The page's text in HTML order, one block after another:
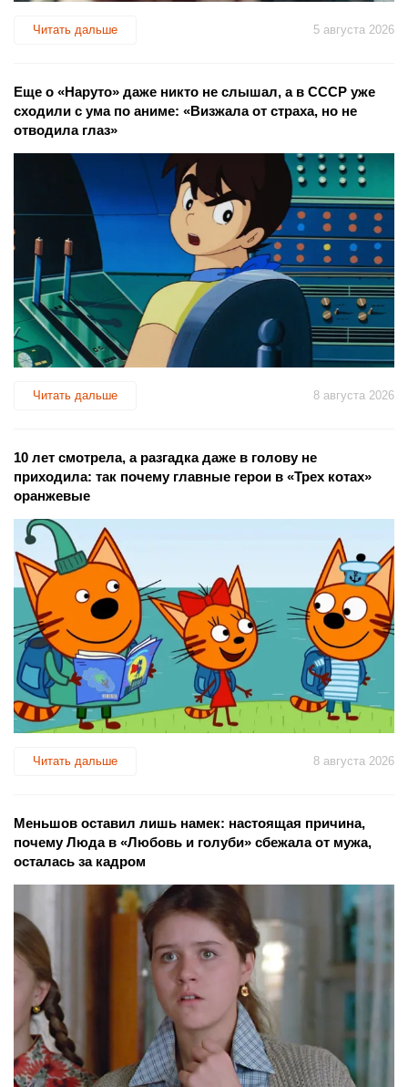
Читать дальше 5 августа 2026
Еще о «Наруто» даже никто не слышал, а в СССР уже
сходили с ума по аниме: «Визжала от страха, но не
отводила глаз»
Читать дальше 8 августа 2026
10 лет смотрела, а разгадка даже в голову не
приходила: так почему главные герои в «Трех котах»
оранжевые
Читать дальше 8 августа 2026
Меньшов оставил лишь намек: настоящая причина,
почему Люда в «Любовь и голуби» сбежала от мужа,
осталась за кадром